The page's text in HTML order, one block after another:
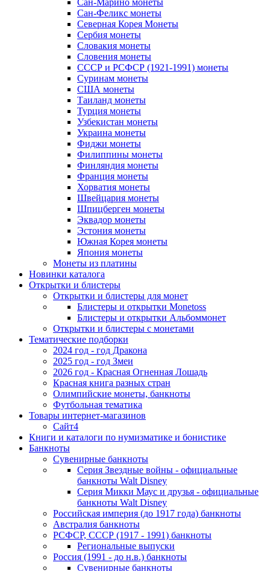
Сан-Марино монеты
Сан-Феликс монеты
Северная Корея Монеты
Сербия монеты
Словакия монеты
Словения монеты
СССР и РСФСР (1921-1991) монеты
Суринам монеты
США монеты
Таиланд монеты
Турция монеты
Узбекистан монеты
Украина монеты
Фиджи монеты
Филиппины монеты
Финляндия монеты
Франция монеты
Хорватия монеты
Швейцария монеты
Шпицберген монеты
Эквадор монеты
Эстония монеты
Южная Корея монеты
Япония монеты
Монеты из платины
Новинки каталога
Открытки и блистеры
Открытки и блистеры для монет
Блистеры и открытки Monetoss
Блистеры и открытки Альбоммонет
Открытки и блистеры с монетами
Тематические подборки
2024 год - год Дракона
2025 год - год Змеи
2026 год - Красная Огненная Лошадь
Красная книга разных стран
Олимпийские монеты, банкноты
Футбольная тематика
Товары интернет-магазинов
Сайт4
Книги и каталоги по нумизматике и бонистике
Банкноты
Сувенирные банкноты
Серия Звездные войны - официальные
банкноты Walt Disney
Серия Микки Маус и друзья - официальные
банкноты Walt Disney
Российская империя (до 1917 года) банкноты
Австралия банкноты
РСФСР, СССР (1917 - 1991) банкноты
Региональные выпуски
Россия (1991 - до н.в.) банкноты
Сувенирные банкноты